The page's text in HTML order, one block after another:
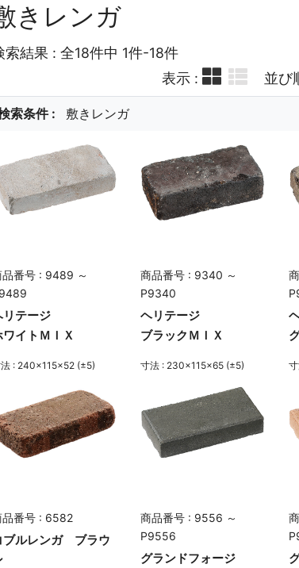
きレンガ
索結果 : 全18件中 1件-18件
表示 :
並び
索条件 : 敷きレンガ
品番号 : 9489 ～
リテージ
ワイトＭＩＸ
: 240×115×52 (±5)
商品番号 : 9340 ～
P9340
ヘリテージ
ブラックＭＩＸ
寸法 : 230×115×65 (±5)
品番号 : 6582
ブルレンガ ブラウ
商品番号 : 9556 ～
P9556
グランドフォージ